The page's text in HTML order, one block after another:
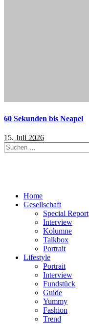
60 Sekunden bis Neapel
15. Juli 2026
Suchen
nach:
Home
Gesellschaft
Special Report
Interview
Kolumne
Talkbox
Portrait
Lifestyle
Portrait
Interview
Fundstück
Guide
Yummy
Fashion
Trend